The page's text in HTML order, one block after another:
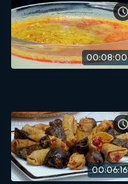
00:08:00
00:06:16